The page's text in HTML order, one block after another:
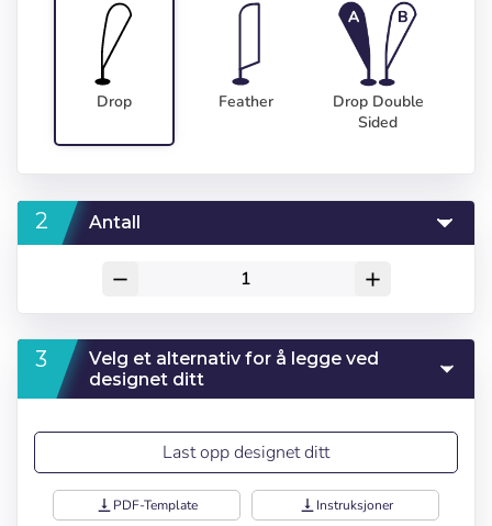
Drop Feather
Drop Double
Sided
Antall
remove add
Velg et alternativ for å legge ved
designet ditt
Last opp designet ditt
vertical_align_bottom PDF-Template vertical_align_bottom Instruksjoner